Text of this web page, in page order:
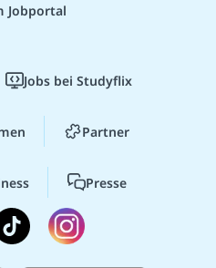
Jobportal
Jobs bei Studyflix
Partner
Presse